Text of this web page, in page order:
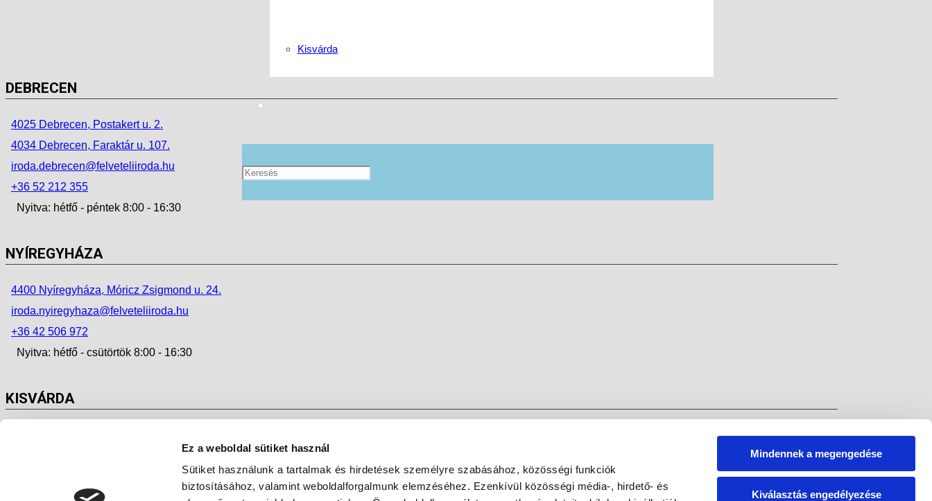
Ez a weboldal sütiket használ
Sütiket használunk a tartalmak és hirdetések személyre szabásához, közösségi funkciók
biztosításához, valamint weboldalforgalmunk elemzéséhez. Ezenkívül közösségi média-, hirdető- és
Mindennek a megengedése
Kiválasztás engedélyezése
Kisvárda
DEBRECEN
4025 Debrecen, Postakert u. 2.
4034 Debrecen, Faraktár u. 107.
iroda.debrecen@felveteliiroda.hu
+36 52 212 355
Nyitva: hétfő - péntek 8:00 - 16:30
NYÍREGYHÁZA
4400 Nyíregyháza, Móricz Zsigmond u. 24.
iroda.nyiregyhaza@felveteliiroda.hu
+36 42 506 972
Nyitva: hétfő - csütörtök 8:00 - 16:30
KISVÁRDA
Nyitva: hétfő - péntek 8:00 - 16:30